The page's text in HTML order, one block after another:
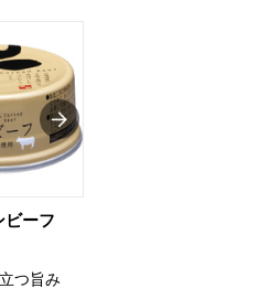
ビーフ
つ旨み